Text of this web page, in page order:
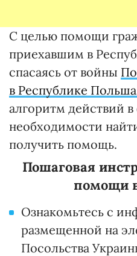
С целью помощи
приехавшим в
спасаясь от войны
в Республике
алгоритм действий в
необходимости
получить помощь.
Пошаговая
помощи
Ознакомьтесь с
размещенной на
Посольства